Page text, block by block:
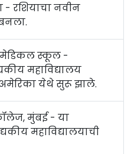
रशियाचा नवीन
मेडिकल स्कूल -
महाविद्यालय
येथे सुरू झाले.
मुंबई - या
महाविद्यालयाची